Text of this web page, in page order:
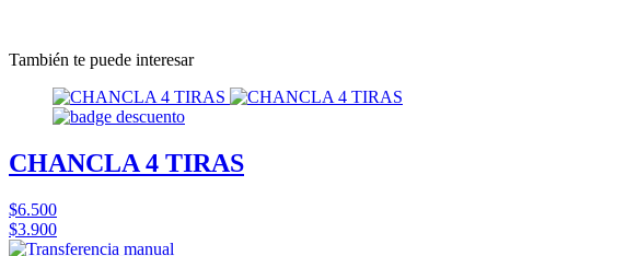
También te puede interesar
CHANCLA 4 TIRAS
$6.500
$3.900